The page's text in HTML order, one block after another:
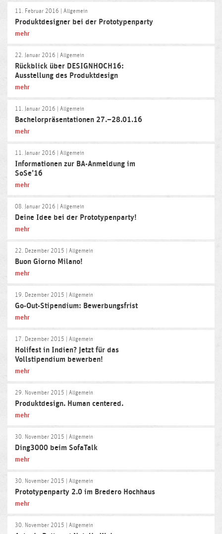
11. Februar 2016 | Allgemein
Produktdesigner bei der Prototypenparty
mehr
22. Januar 2016 | Allgemein
Rückblick über DESIGNHOCH16:
Ausstellung des Produktdesign
mehr
11. Januar 2016 | Allgemein
Bachelorpräsentationen 27.–28.01.16
mehr
11. Januar 2016 | Allgemein
Informationen zur BA-Anmeldung im
SoSe’16
mehr
08. Januar 2016 | Allgemein
Deine Idee bei der Prototypenparty!
mehr
22. Dezember 2015 | Allgemein
Buon Giorno Milano!
mehr
19. Dezember 2015 | Allgemein
Go-Out-Stipendium: Bewerbungsfrist
mehr
17. Dezember 2015 | Allgemein
Holifest in Indien? Jetzt für das
Vollstipendium bewerben!
mehr
29. November 2015 | Allgemein
Produktdesign. Human centered.
mehr
30. November 2015 | Allgemein
Ding3000 beim SofaTalk
mehr
30. November 2015 | Allgemein
Prototypenparty 2.0 im Bredero Hochhaus
mehr
30. November 2015 | Allgemein